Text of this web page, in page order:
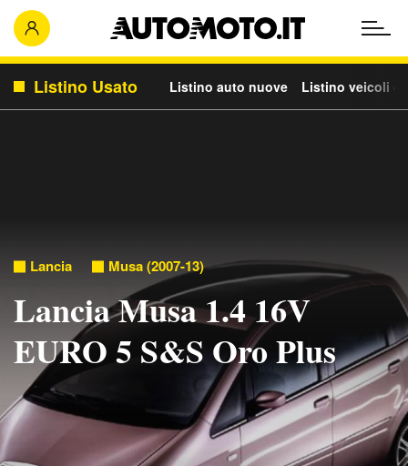
Listino Usato Listino auto nuove Listino veicoli
Lancia Musa (2007-13)
Lancia Musa 1.4 16V
EURO 5 S&S Oro Plus